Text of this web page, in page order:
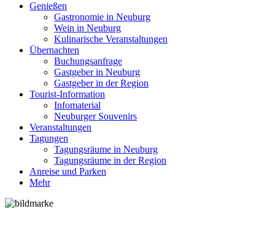
Genießen
Gastronomie in Neuburg
Wein in Neuburg
Kulinarische Veranstaltungen
Übernachten
Buchungsanfrage
Gastgeber in Neuburg
Gastgeber in der Region
Tourist-Information
Infomaterial
Neuburger Souvenirs
Veranstaltungen
Tagungen
Tagungsräume in Neuburg
Tagungsräume in der Region
Anreise und Parken
Mehr